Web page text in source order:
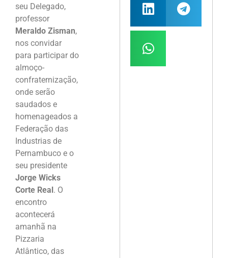
seu Delegado,
professor
Meraldo Zisman,
nos convidar
para participar do
almoço-
confraternização,
onde serão
saudados e
homenageados a
Federação das
Industrias de
Pernambuco e o
seu presidente
Jorge Wicks
Corte Real . O
encontro
acontecerá
amanhã na
Pizzaria
Atlântico, das